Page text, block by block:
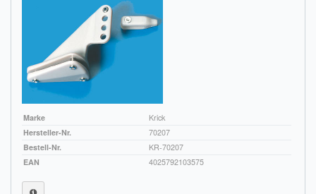
Marke
Krick
Hersteller-Nr.
70207
Bestell-Nr.
KR-70207
EAN
4025792103575